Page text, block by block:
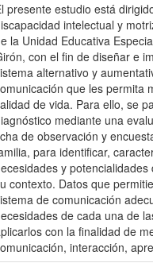
presente estudio está
intelectual y
la Unidad Educativa
con el fin de diseñar e
alternativo y
que les permita
de vida. Para ello, se
mediante una
de observación y
para identificar,
y potencialidades
contexto. Datos que
de comunicación
de cada una de
con la finalidad de
interacción,